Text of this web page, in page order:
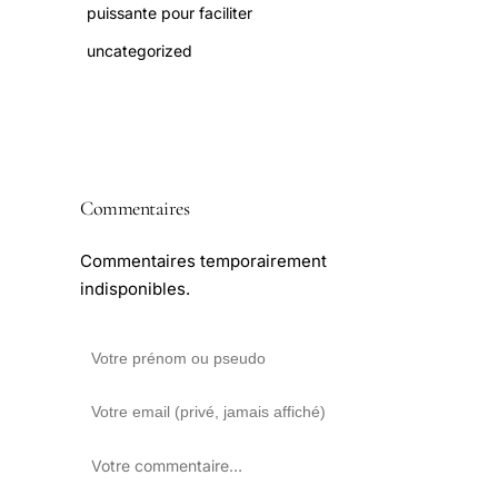
puissante pour faciliter
uncategorized
Commentaires
Commentaires temporairement
indisponibles.